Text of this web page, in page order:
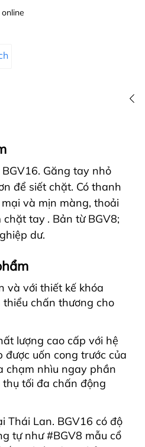
Găng tay nhỏ
để siết chặt. Có thanh
và mịn màng, thoải
chặt tay . Bản từ BGV8;
dư.
và với thiết kế khóa
chấn thương cho
lượng cao cấp với hệ
uốn cong trước của
chạm nhìu ngay phần
tối đa chấn động
Thái Lan. BGV16 có độ
tự như #BGV8 mẫu cổ